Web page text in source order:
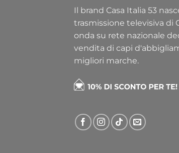
Il brand Casa Italia 53
trasmissione televisiva di
onda su rete nazionale
vendita di capi
migliori marche.